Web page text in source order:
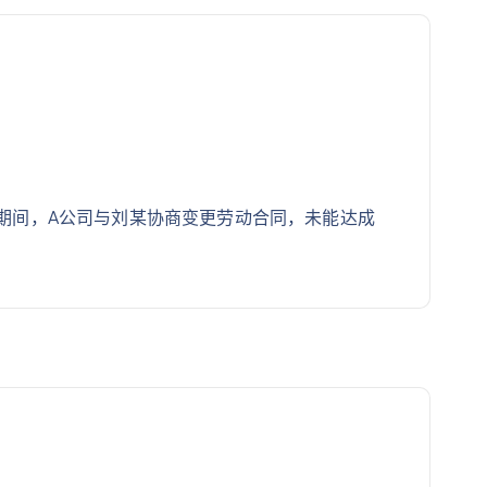
间，A公司与刘某协商变更劳动合同，未能达成